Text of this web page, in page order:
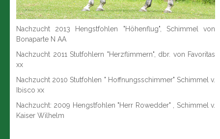
Nachzucht 2013 Hengstfohlen "Höhenflug", Schimmel von
Bonaparte N AA
Nachzucht 2011 Stutfohlern "Herzflimmern", dbr. von Favoritas
xx
Nachzucht 2010 Stutfohlen " Hoffnungsschimmer" Schimmel v.
Ibisco xx
Nachzucht: 2009 Hengstfohlen "Herr Rowedder" , Schimmel v.
Kaiser Wilhelm